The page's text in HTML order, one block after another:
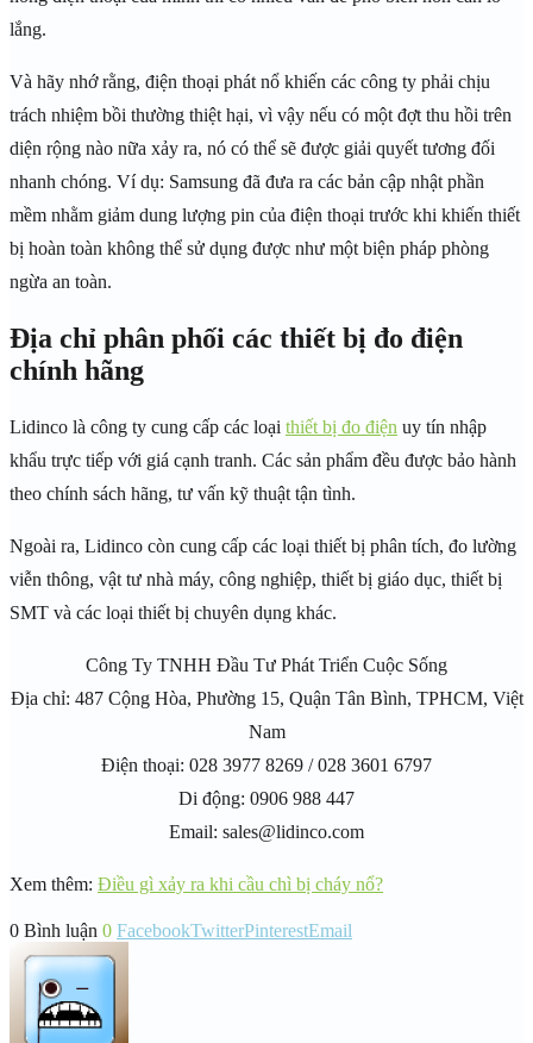
lắng.
Và hãy nhớ rằng, điện thoại phát nổ khiến các công ty phải chịu
trách nhiệm bồi thường thiệt hại, vì vậy nếu có một đợt thu hồi trên
diện rộng nào nữa xảy ra, nó có thể sẽ được giải quyết tương đối
nhanh chóng. Ví dụ: Samsung đã đưa ra các bản cập nhật phần
mềm nhằm giảm dung lượng pin của điện thoại trước khi khiến thiết
bị hoàn toàn không thể sử dụng được như một biện pháp phòng
ngừa an toàn.
Địa chỉ phân phối các thiết bị đo điện
chính hãng
Lidinco là công ty cung cấp các loại thiết bị đo điện uy tín nhập
khẩu trực tiếp với giá cạnh tranh. Các sản phẩm đều được bảo hành
theo chính sách hãng, tư vấn kỹ thuật tận tình.
Ngoài ra, Lidinco còn cung cấp các loại thiết bị phân tích, đo lường
viễn thông, vật tư nhà máy, công nghiệp, thiết bị giáo dục, thiết bị
SMT và các loại thiết bị chuyên dụng khác.
Công Ty TNHH Đầu Tư Phát Triển Cuộc Sống
Địa chỉ: 487 Cộng Hòa, Phường 15, Quận Tân Bình, TPHCM, Việt
Nam
Điện thoại: 028 3977 8269 / 028 3601 6797
Di động: 0906 988 447
Email: sales@lidinco.com
Xem thêm: Điều gì xảy ra khi cầu chì bị cháy nổ?
0 Bình luận 0 FacebookTwitterPinterestEmail